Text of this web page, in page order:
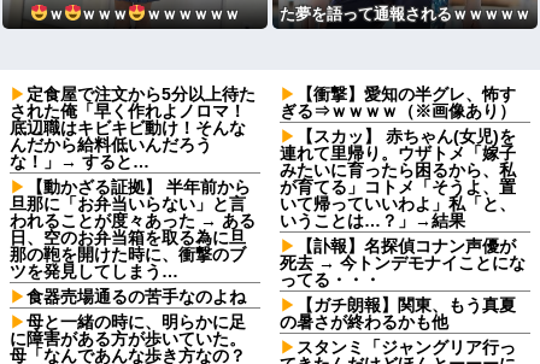
ｗ
ｗｗｗ ｗｗｗｗｗｗ
た夢を語って通報されるｗｗｗｗｗ
定食屋で注文から5分以上待た
された俺「早く作れよノロマ！
底辺職はキビキビ動け！そんな
んだから給料低いんだろう
な！」→ すると…
【動かざる証拠】 半年前から
旦那に「お弁当いらない」と言
われることが度々あった → ある
日、空のお弁当箱を取る為に旦
那の鞄を開けた時に、衝撃のブ
ツを発見してしまう…
食器売場通るの苦手なのよね
母と一緒の時に、明らかに足
に障害がある方が歩いていた。
母「なんであんな歩き方なの？
【衝撃】愛知の半グレ、怖す
ぎる⇒ｗｗｗｗ（※画像あり）
【スカッ】 赤ちゃん(女児)を
連れて里帰り。ウザトメ「嫁子
みたいに育ったら困るから、私
が育てる」コトメ「そうよ、置
いて帰っていいわよ」私「と、
いうことは…？」→結果
【訃報】名探偵コナン声優が
死去 → 今トンデモナイことにな
ってる・・・
【ガチ朗報】関東、もう真夏
の暑さが終わるかも他
スタンミ「ジャングリア行っ